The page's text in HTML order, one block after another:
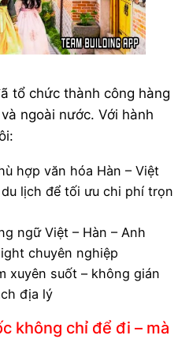
tổ chức thành công hàng
ngoài nước. Với hành
hợp văn hóa Hàn – Việt
lịch để tối ưu chi phí trọn
ngữ Việt – Hàn – Anh
chuyên nghiệp
xuyên suốt – không gián
địa lý
không chỉ để đi – mà